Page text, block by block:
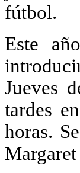
fútbol.
Este
Jueves
tardes
horas.